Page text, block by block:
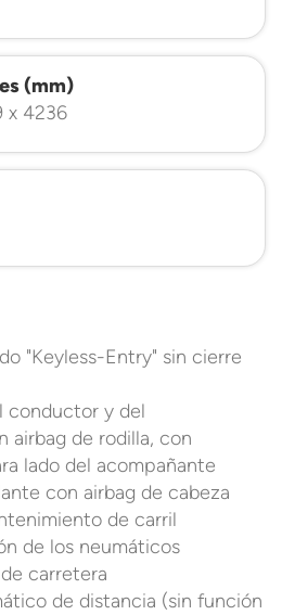
(mm)
x 4236
"Keyless-Entry" sin cierre
conductor y del
airbag de rodilla, con
lado del acompañante
con airbag de cabeza
de carril
de los neumáticos
carretera
de distancia (sin función